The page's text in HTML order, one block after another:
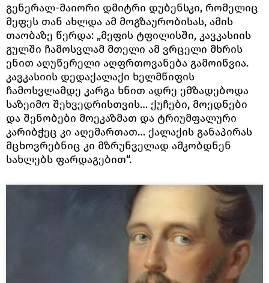
გენერალ-მაიორი დმიტრი დუბენსკი, რომელიც
მეფეს თან ახლდა ამ მოგზაურობისას, ამის
თაობაზე წერდა: „მეფის ტფილისში, კავკასიის
გულში ჩამოსვლამ მთელი ამ ვრცელი მხრის
ენით აღუწერელი აღფრთოვანება გამოიწვია.
კავკასიის დედაქალაქი ხელმწიფის
ჩამოსვლამდე კარგა ხნით ადრე ემზადებოდა
საზეიმო შეხვედრისთვის… ქუჩები, მოედნები
და შენობები მოეკაზმათ და ტრიუმფალური
კარიბჭეც კი აღემართათ… ქალაქის განაპირას
მცხოვრებნიც კი მზრუნველად ამკობდნენ
სახლებს ფარდაგებით“.